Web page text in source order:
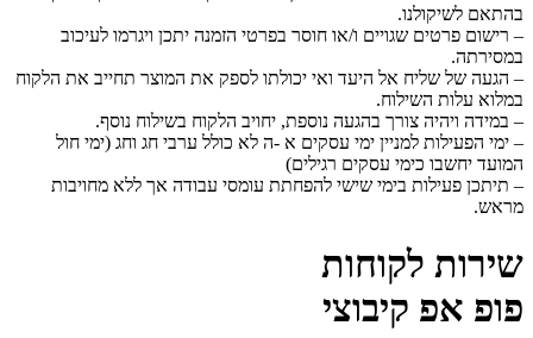
בהתאם לשיקולנו.
– רישום פרטים שגויים ו/או חוסר בפרטי הזמנה יתכן ויגרמו לעיכוב
במסירתה.
– הגעה של שליח אל היעד ואי יכולתו לספק את המוצר תחייב את הלקוח
במלוא עלות השילוח.
– במידה ויהיה צורך בהגעה נוספת, יחויב הלקוח בשילוח נוסף.
– ימי הפעילות למניין ימי עסקים א -ה לא כולל ערבי חג וחג (ימי חול
המועד יחשבו כימי עסקים רגילים)
– תיתכן פעילות בימי שישי להפחתת עומסי עבודה אך ללא מחויבות
מראש.
שירות לקוחות
פופ אפ קיבוצי